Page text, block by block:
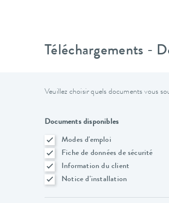
Téléchargements -
Veuillez choisir quels documents vous
Documents disponibles
Modes d'emploi
Fiche de données de sécurité
Information du client
Notice d'installation